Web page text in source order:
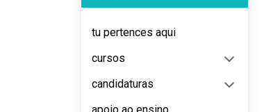
tu pertences aqui
cursos
candidaturas